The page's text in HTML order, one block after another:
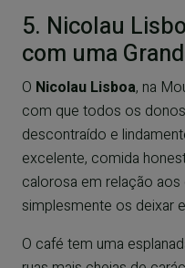
5. Nicolau
com uma
O Nicolau Lisboa, na
com que todos os
descontraído e
excelente, comida
calorosa em relação
simplesmente os deixar
O café tem uma